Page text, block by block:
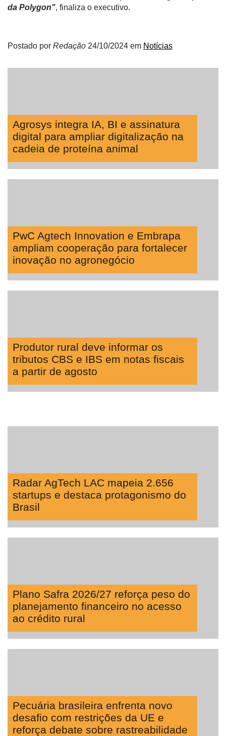
Néctar
CHB
da Polygon", finaliza o executivo.
Postado por Redação 24/10/2024 em Notícias
Agrosys integra IA, BI e assinatura
digital para ampliar digitalização na
cadeia de proteína animal
PwC Agtech Innovation e Embrapa
ampliam cooperação para fortalecer
inovação no agronegócio
Produtor rural deve informar os
tributos CBS e IBS em notas fiscais
a partir de agosto
Radar AgTech LAC mapeia 2.656
startups e destaca protagonismo do
Brasil
Plano Safra 2026/27 reforça peso do
planejamento financeiro no acesso
ao crédito rural
Pecuária brasileira enfrenta novo
desafio com restrições da UE e
reforça debate sobre rastreabilidade